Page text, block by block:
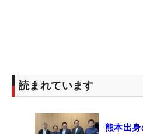
読まれています
熊本出